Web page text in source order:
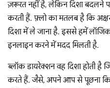
ज़रूरत नहीं है, लेकिन दिशा बदलने
करती हैं. फ़्लो का मतलब है कि
दिशा में ले जाना है. इससे हमें
इनलाइन करने में मदद मिलती है.
ब्लॉक डायरेक्शन वह दिशा होती है
करते हैं. जैसे, अपने आप से पूछना कि